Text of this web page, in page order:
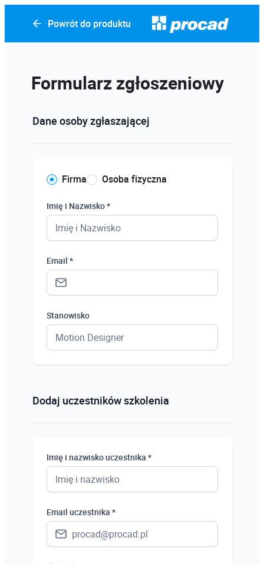
Powrót do produktu
Formularz zgłoszeniowy
Dane osoby zgłaszającej
Firma Osoba fizyczna
Imię i Nazwisko *
Email *
Stanowisko
Dodaj uczestników szkolenia
Imię i nazwisko uczestnika *
Email uczestnika *
Uczeń
Bezrobotny